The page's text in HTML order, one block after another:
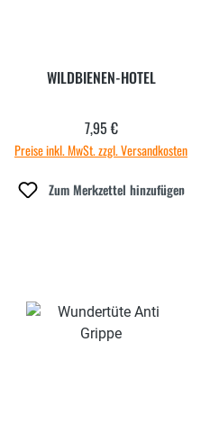
WILDBIENEN-HOTEL
Regulärer Preis:
7,95 €
Preise inkl. MwSt. zzgl. Versandkosten
Zum Merkzettel hinzufügen